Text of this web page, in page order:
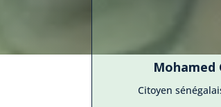
Mohamed
Citoyen